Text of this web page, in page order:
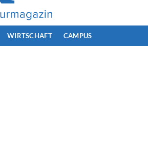
WIRTSCHAFT CAMPUS